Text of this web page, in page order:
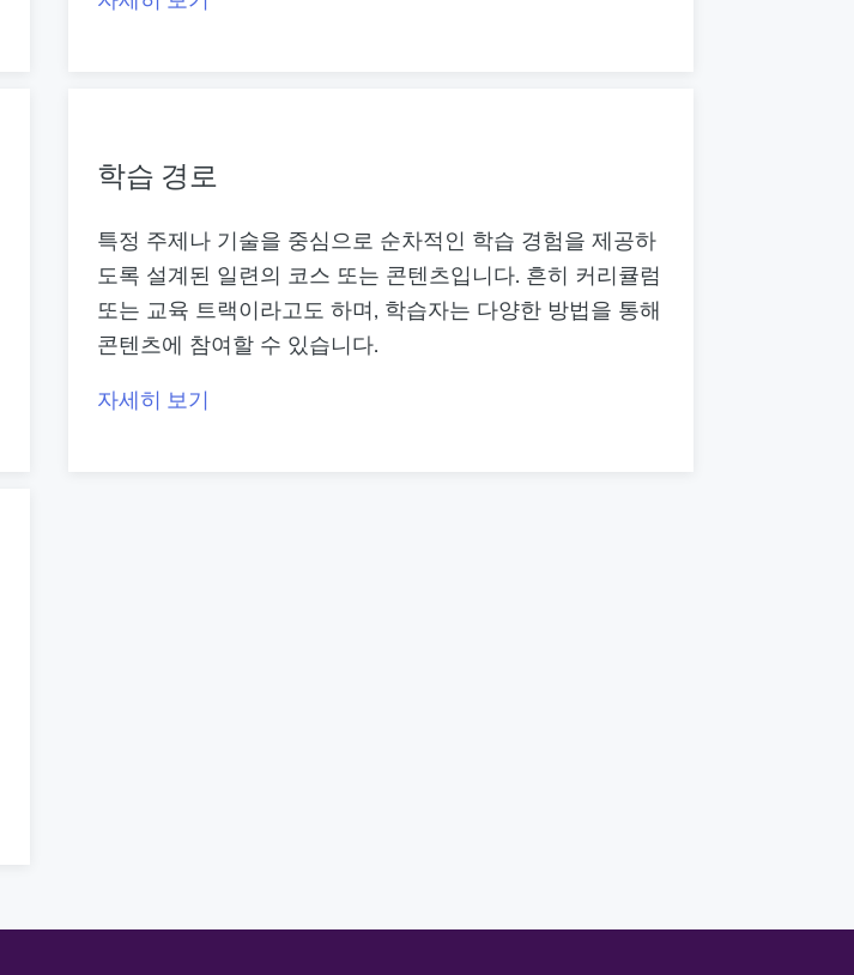
학습 경로
특정 주제나 기술을 중심으로 순차적인 학습 경험을 제공하
도록 설계된 일련의 코스 또는 콘텐츠입니다. 흔히 커리큘럼
또는 교육 트랙이라고도 하며, 학습자는 다양한 방법을 통해
콘텐츠에 참여할 수 있습니다.
자세히 보기